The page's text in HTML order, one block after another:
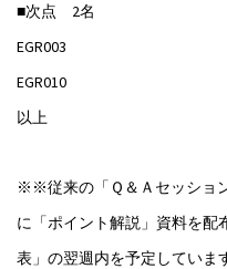
■次点 2名
EGR003
EGR010
以上
※※従来の「Ｑ＆Ａセッショ
に「ポイント解説」資料を配
表」の翌週内を予定していま